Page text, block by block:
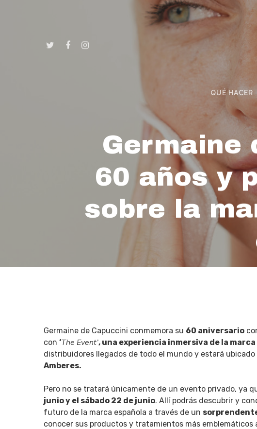
Hit enter to search or ESC to close
QUÉ HACER
Germaine
60 años y
sobre la
Germaine de Capuccini conmemora su 60 aniversario
con ‘The Event’, una experiencia inmersiva de la marca
distribuidores llegados de todo el mundo y estará
Amberes.
Pero no se tratará únicamente de un evento privado, ya
junio y el sábado 22 de junio. Allí podrás descubrir y
futuro de la marca española a través de un
conocer sus productos y tratamientos más emblemáticos